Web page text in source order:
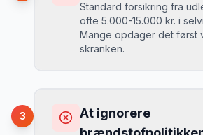
Løsning
MJ
Mikkels erfaring
Standard forsikring fra
ofte 5.000-15.000 kr. i
Mange opdager det først
skranken.
Ved selv en mindre skade
opkrævet tusindvis af
3
At ignorere